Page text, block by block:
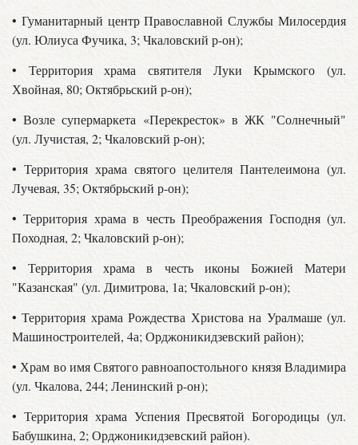
• Гуманитарный центр Православной Службы Милосердия
(ул. Юлиуса Фучика, 3; Чкаловский р-он);
• Территория храма святителя Луки Крымского (ул.
Хвойная, 80; Октябрьский р-он);
• Возле супермаркета «Перекресток» в ЖК "Солнечный"
(ул. Лучистая, 2; Чкаловский р-он);
• Территория храма святого целителя Пантелеимона (ул.
Лучевая, 35; Октябрьский р-он);
• Территория храма в честь Преображения Господня (ул.
Походная, 2; Чкаловский р-он);
• Территория храма в честь иконы Божией Матери
"Казанская" (ул. Димитрова, 1а; Чкаловский р-он);
• Территория храма Рождества Христова на Уралмаше (ул.
Машиностроителей, 4а; Орджоникидзевский район);
• Храм во имя Святого равноапостольного князя Владимира
(ул. Чкалова, 244; Ленинский р-он);
• Территория храма Успения Пресвятой Богородицы (ул.
Бабушкина, 2; Орджоникидзевский район).